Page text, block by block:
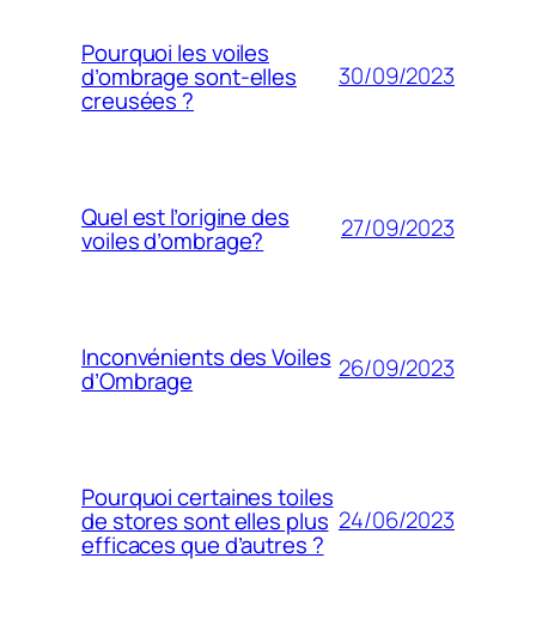
Pourquoi les voiles
d’ombrage sont-elles
creusées ?
30/09/2023
Quel est l’origine des
voiles d’ombrage? 27/09/2023
Inconvénients des Voiles
d’Ombrage 26/09/2023
Pourquoi certaines toiles
de stores sont elles plus
efficaces que d’autres ?
24/06/2023